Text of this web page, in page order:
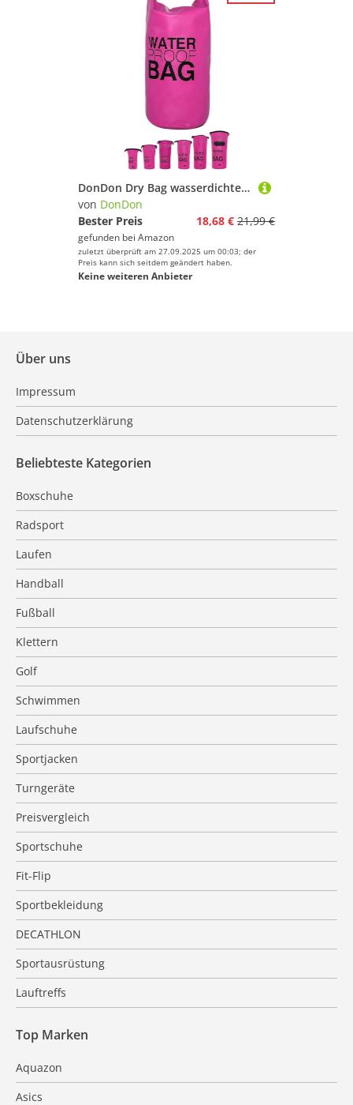
DonDon Dry Bag wasserdichte Tasche 2l, 5l, 10l, 15l, 20l, 30l Pack-Sack Beutel mit Schultergurt - pink 30 Liter
von DonDon
Bester Preis
18,68 € 21,99 €
gefunden bei Amazon
zuletzt überprüft am 27.09.2025 um 00:03; der
Preis kann sich seitdem geändert haben.
Keine weiteren Anbieter
Über uns
Impressum
Datenschutzerklärung
Beliebteste Kategorien
Boxschuhe
Radsport
Laufen
Handball
Fußball
Klettern
Golf
Schwimmen
Laufschuhe
Sportjacken
Turngeräte
Preisvergleich
Sportschuhe
Fit-Flip
Sportbekleidung
DECATHLON
Sportausrüstung
Lauftreffs
Top Marken
Aquazon
Asics